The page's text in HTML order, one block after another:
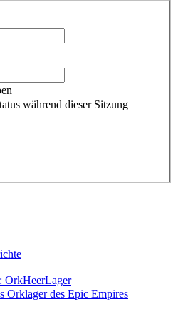
während dieser Sitzung
OrkHeerLager
des Epic Empires